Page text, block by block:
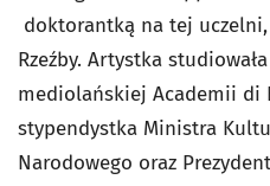
doktorantką na tej
Rzeźby. Artystka
mediolańskiej Academii di
stypendystka Ministra
Narodowego oraz